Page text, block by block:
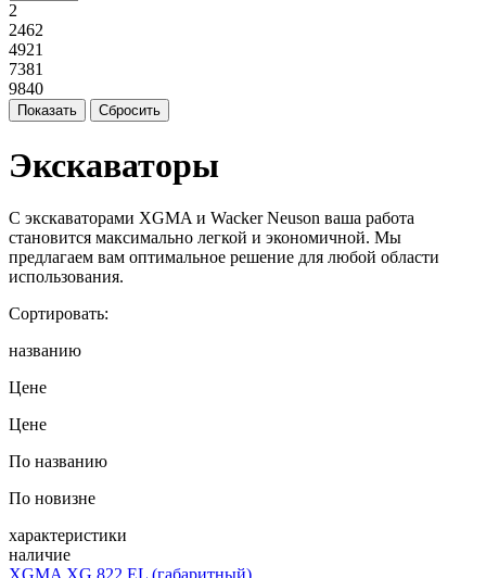
2
2462
4921
7381
9840
Экскаваторы
C экскаваторами XGMA и Wacker Neuson ваша работа
становится максимально легкой и экономичной. Мы
предлагаем вам оптимальное решение для любой области
использования.
Сортировать:
названию
Цене
Цене
По названию
По новизне
характеристики
наличие